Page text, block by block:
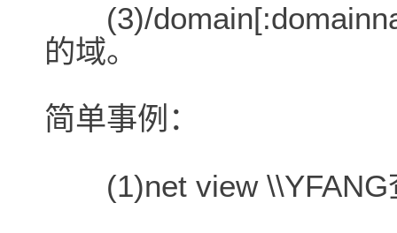
(3)/
的域。
简单事例：
(1)net view \\YFANG